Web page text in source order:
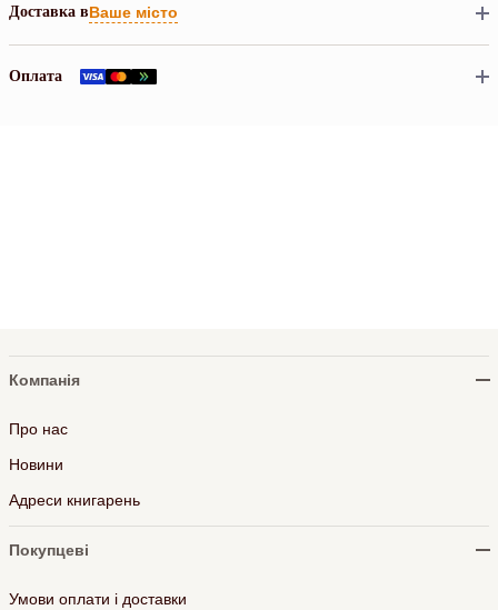
Доставка вВаше місто
Оплата
Компанія
Про нас
Новини
Адреси книгарень
Покупцеві
Умови оплати і доставки